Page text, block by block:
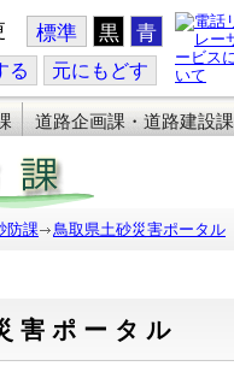
標準 黒 青
る 元にもどす
道路企画課・道路建設課
防課 鳥取県土砂災害ポータル
害ポータル